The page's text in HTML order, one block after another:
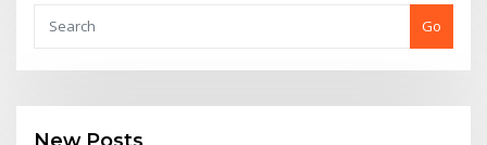
Go
New Posts